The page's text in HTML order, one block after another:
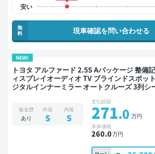
無
料
現車確認を問い合わせる
NEW!
トヨタ アルファード 2.5S Aパッケージ 整備記録簿あり デ
ィスプレイオーディオ TV ブラインドスポッ
ジタルインナーミラー オートクルーズ 3列シ
板金歴
あり
外装
S
内装
S
支払総額
271.0 万円
本体価格
260.0万円